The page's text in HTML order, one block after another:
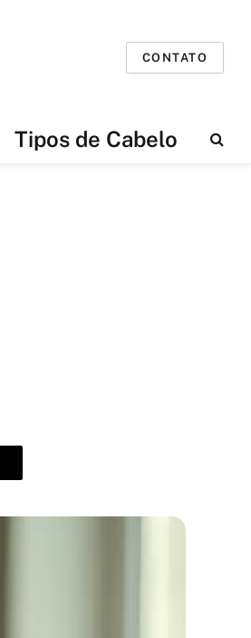
CONTATO
Tipos de Cabelo